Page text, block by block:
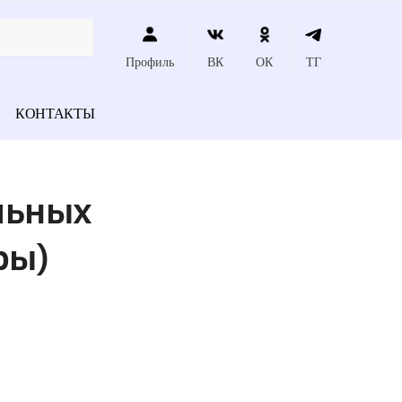
Профиль ВК ОК ТГ
КОНТАКТЫ